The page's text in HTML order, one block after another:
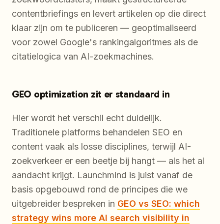
contentbriefings en levert artikelen op die direct
klaar zijn om te publiceren — geoptimaliseerd
voor zowel Google's rankingalgoritmes als de
citatielogica van AI-zoekmachines.
GEO optimization zit er standaard in
Hier wordt het verschil echt duidelijk.
Traditionele platforms behandelen SEO en
content vaak als losse disciplines, terwijl AI-
zoekverkeer er een beetje bij hangt — als het al
aandacht krijgt. Launchmind is juist vanaf de
basis opgebouwd rond de principes die we
uitgebreider bespreken in GEO vs SEO: which
strategy wins more AI search visibility in